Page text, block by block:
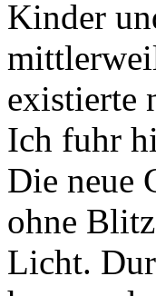
Kinder
existierte
Ich fuhr
Die neue
ohne
Licht.